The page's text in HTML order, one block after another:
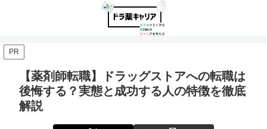
PR
【薬剤師転職】ドラッグストアへの転職は
後悔する？実態と成功する人の特徴を徹底
解説